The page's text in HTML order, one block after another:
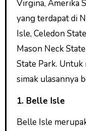
Virgina, Amerika
yang terdapat di
Isle, Celedon
Mason Neck
State Park.
simak ulasannya
1. Belle Isle
Belle Isle